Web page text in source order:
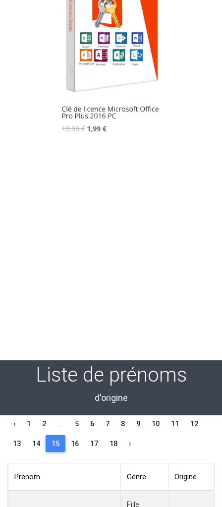
Liste de prénoms
d'origine
‹ 1 2 ... 5 6 7 8 9 10 11 12
13 14 15 16 17 18 ›
Prenom Genre Origine
Fille